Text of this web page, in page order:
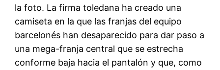
la foto. La firma toledana ha creado una
camiseta en la que las franjas del equipo
barcelonés han desaparecido para dar paso a
una mega-franja central que se estrecha
conforme baja hacia el pantalón y que, como